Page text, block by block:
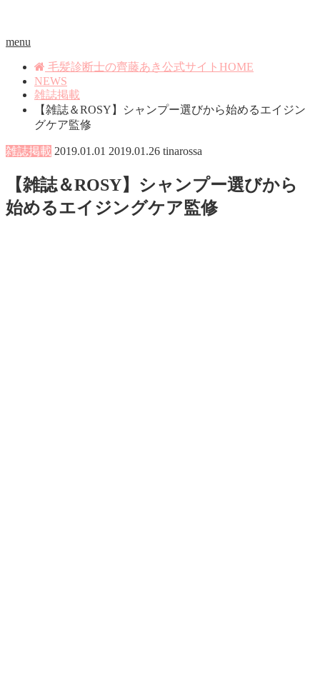
menu
毛髪診断士の齊藤あき公式サイトHOME
NEWS
雑誌掲載
【雑誌＆ROSY】シャンプー選びから始めるエイジン
グケア監修
雑誌掲載 2019.01.01 2019.01.26 tinarossa
【雑誌＆ROSY】シャンプー選びから
始めるエイジングケア監修